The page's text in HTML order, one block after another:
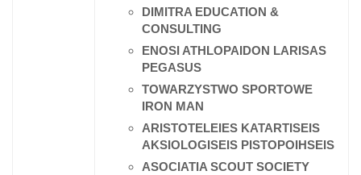
DIMITRA EDUCATION &
CONSULTING
ENOSI ATHLOPAIDON LARISAS
PEGASUS
TOWARZYSTWO SPORTOWE
IRON MAN
ARISTOTELEIES KATARTISEIS
AKSIOLOGISEIS PISTOPOIHSEIS
ASOCIATIA SCOUT SOCIETY